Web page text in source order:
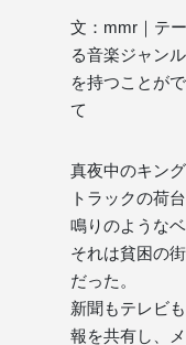
文：mmr｜テ
る音楽ジャン
を持つことが
て
真夜中のキング
トラックの荷
鳴りのような
それは貧困の
だった。
新聞もテレビ
報を共有し、